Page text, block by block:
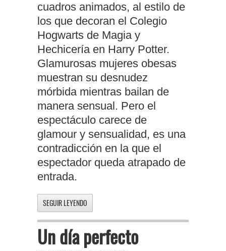
cuadros animados, al estilo de
los que decoran el Colegio
Hogwarts de Magia y
Hechicería en Harry Potter.
Glamurosas mujeres obesas
muestran su desnudez
mórbida mientras bailan de
manera sensual. Pero el
espectáculo carece de
glamour y sensualidad, es una
contradicción en la que el
espectador queda atrapado de
entrada.
SEGUIR LEYENDO
Un día perfecto